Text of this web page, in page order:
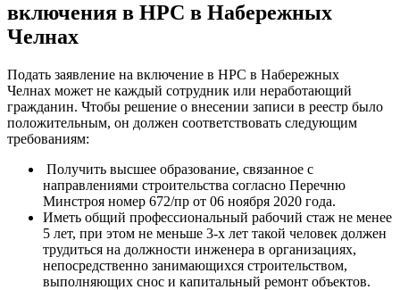
включения в НРС в Набережных
Челнах
Подать заявление на включение в НРС в Набережных
Челнах может не каждый сотрудник или неработающий
гражданин. Чтобы решение о внесении записи в реестр было
положительным, он должен соответствовать следующим
требованиям:
Получить высшее образование, связанное с
направлениями строительства согласно Перечню
Минстроя номер 672/пр от 06 ноября 2020 года.
Иметь общий профессиональный рабочий стаж не менее
5 лет, при этом не меньше 3-х лет такой человек должен
трудиться на должности инженера в организациях,
непосредственно занимающихся строительством,
выполняющих снос и капитальный ремонт объектов.